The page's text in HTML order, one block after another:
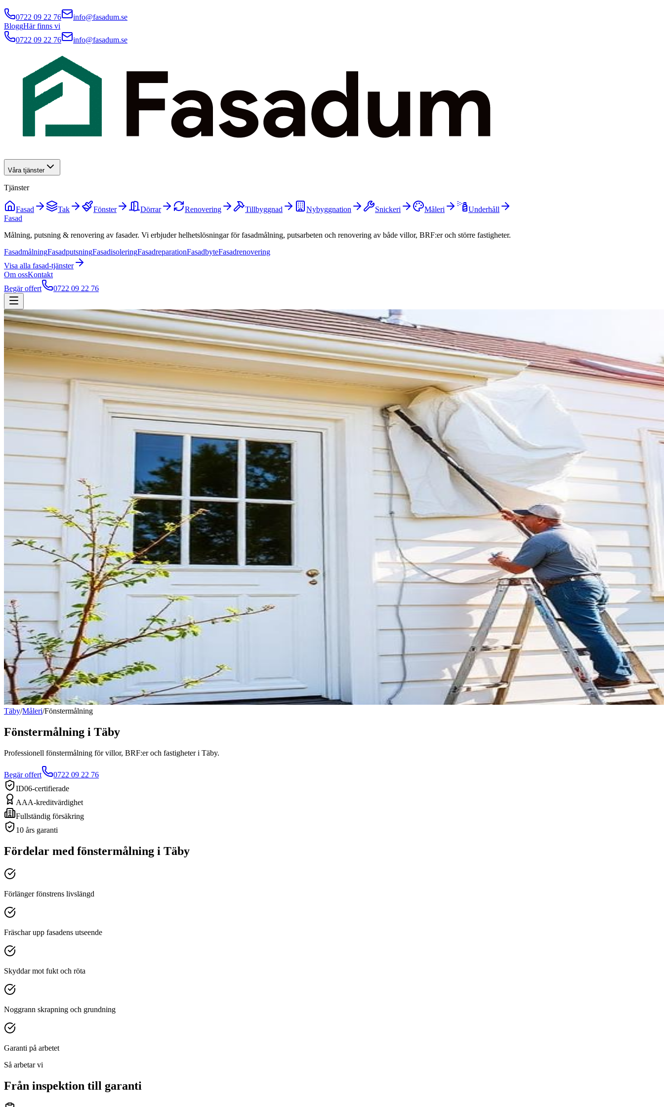
0722 09 22 76
info@fasadum.se
BloggHär finns vi
0722 09 22 76
info@fasadum.se
Våra tjänster
Tjänster
Fasad Tak Fönster Dörrar Renovering Tillbyggnad Nybyggnation Snickeri Måleri
Underhåll
Fasad
Målning, putsning & renovering av fasader. Vi erbjuder helhetslösningar för fasadmålning, putsarbeten och renovering av både villor, BRF:er och större fastigheter.
FasadmålningFasadputsningFasadisoleringFasadreparationFasadbyteFasadrenovering
Visa alla fasad-tjänster
Om ossKontakt
Begär offert
0722 09 22 76
Täby/Måleri/Fönstermålning
Fönstermålning i Täby
Professionell fönstermålning för villor, BRF:er och fastigheter i Täby.
Begär offert
0722 09 22 76
ID06-certifierade
AAA-kreditvärdighet
Fullständig försäkring
10 års garanti
Fördelar med fönstermålning i Täby
Förlänger fönstrens livslängd
Fräschar upp fasadens utseende
Skyddar mot fukt och röta
Noggrann skrapning och grundning
Garanti på arbetet
Så arbetar vi
Från inspektion till garanti